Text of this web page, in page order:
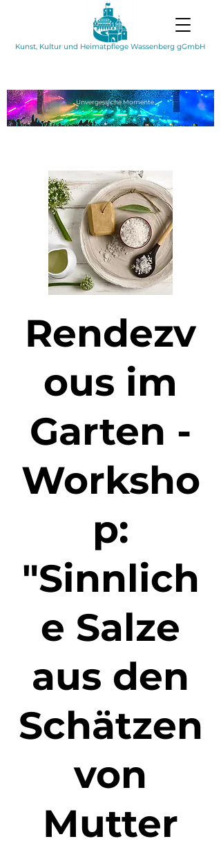
Kunst, Kultur und Heimatpflege Wassenberg gGmbH
UnvergesslicheMomente
Rendezv
ous im
Garten -
Worksho
p:
"Sinnlich
e Salze
aus den
Schätzen
von
Mutter